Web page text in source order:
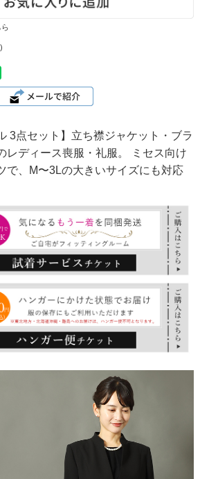
3点セット】立ち襟ジャケット・ブラ
レディース喪服・礼服。 ミセス向け
で、M〜3Lの大きいサイズにも対応